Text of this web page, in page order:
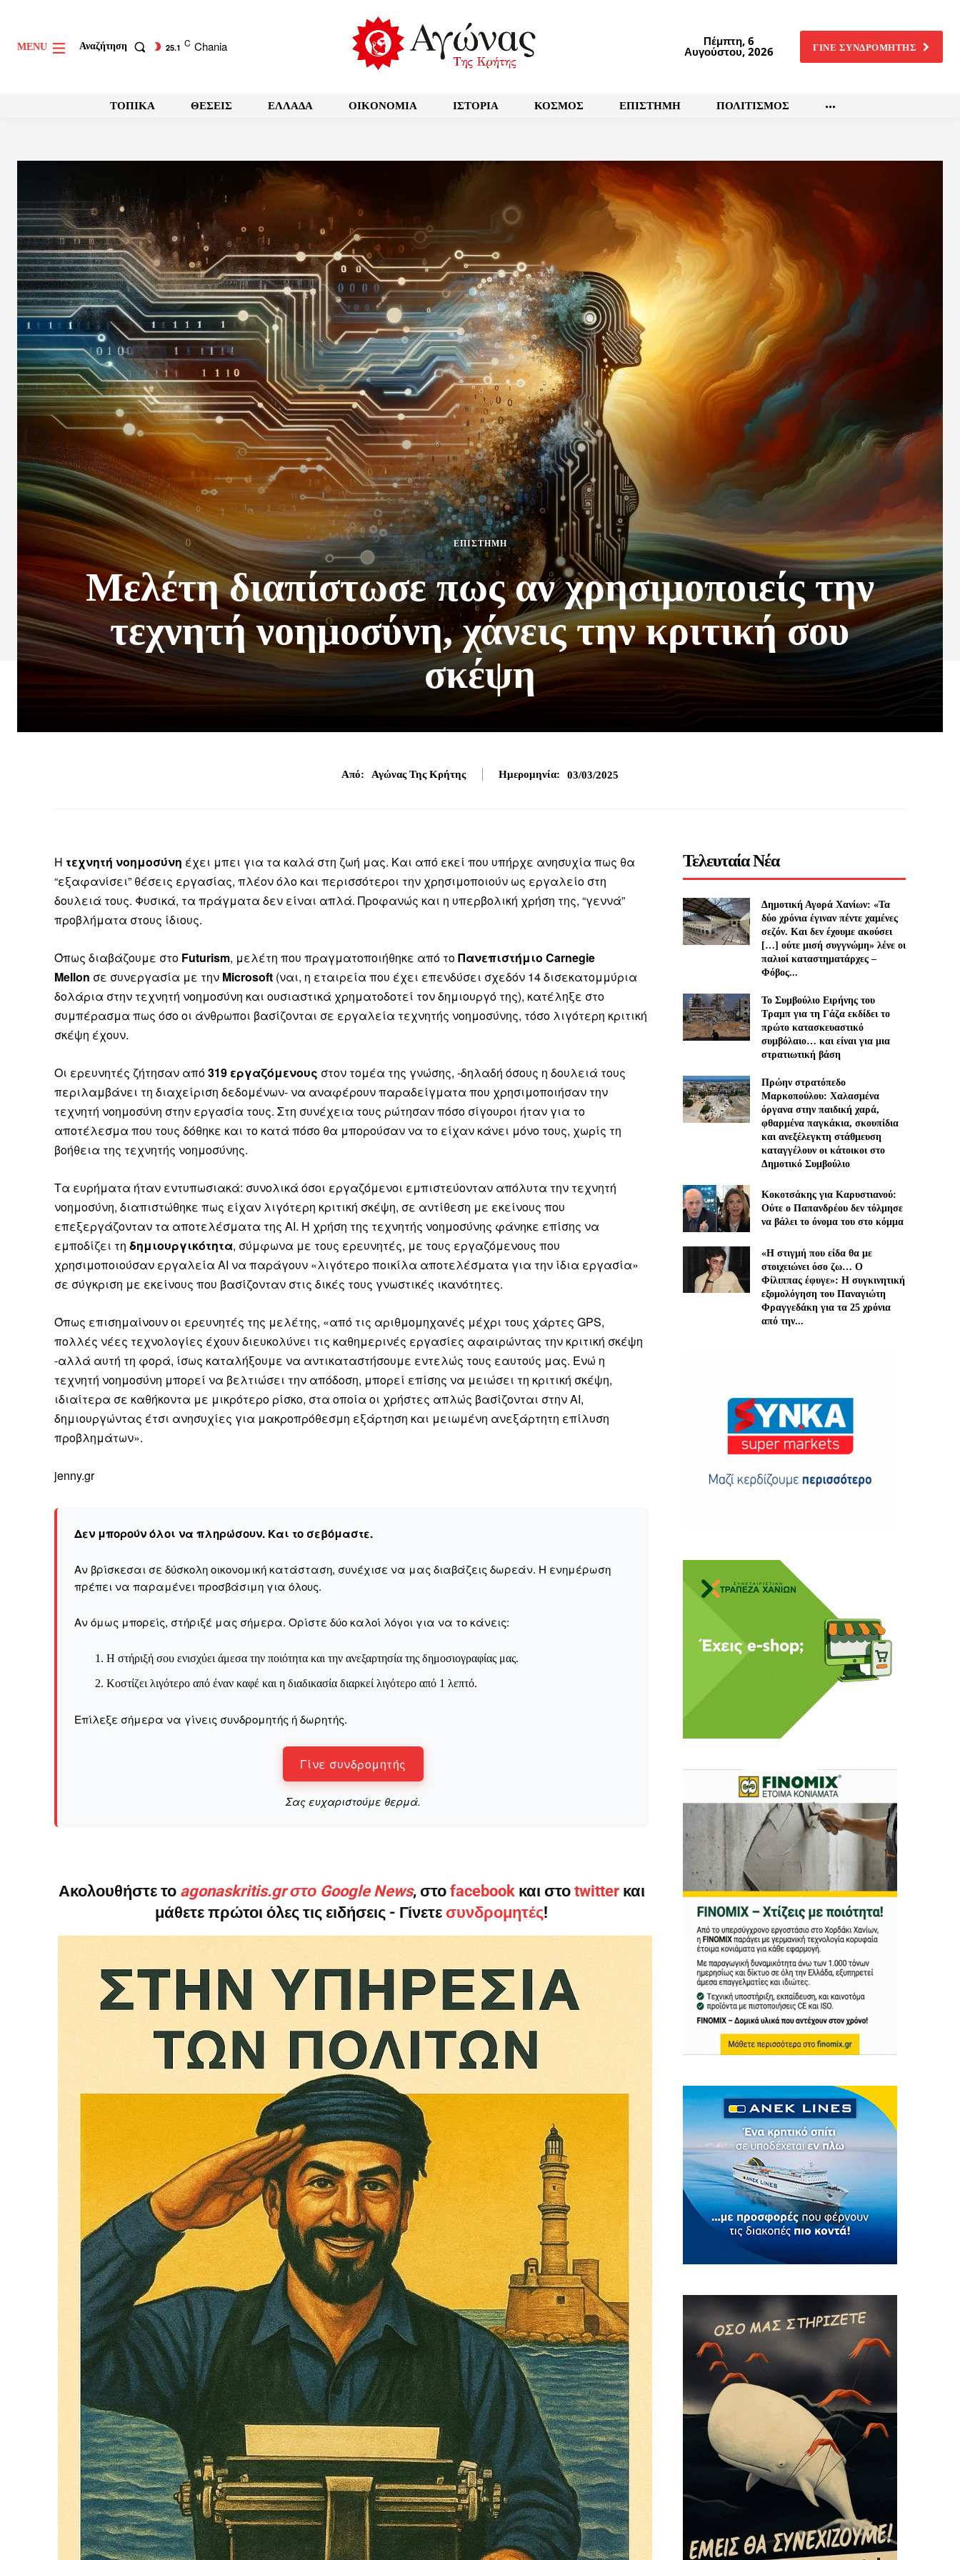
Καθημερινή Μαχητική
ΕΓΓΡΑΦΕΙΤΕ
Αγώνας της Κρήτης
Δεν μπορούν όλοι να πληρώσουν. Και το σεβόμαστε.
Αν βρίσκεσαι σε δύσκολη οικονομική κατάσταση, συνέχισε να μας διαβάζεις δωρεάν. Η ενημέρωση πρέπει να
παραμένει προσβάσιμη για όλους.
Αν όμως μπορείς, στήριξέ μας σήμερα. Ορίστε δύο καλοί λόγοι για να το κάνεις:
Η στήριξή σου ενισχύει άμεσα την ποιότητα και την ανεξαρτησία της δημοσιογραφίας μας.
Κοστίζει λιγότερο από έναν καφέ και η διαδικασία διαρκεί λιγότερο από 1 λεπτό.
Σας ευχαριστούμε θερμά.
MENU Αναζήτηση 25.1 C Chania Πέμπτη, 6
Αυγούστου, 2026 ΓΙΝΕ ΣΥΝΔΡΟΜΗΤΗΣ
ΤΟΠΙΚΑ ΘΕΣΕΙΣ ΕΛΛΑΔΑ OIKONOMIA ΙΣΤΟΡΙΑ ΚΟΣΜΟΣ ΕΠΙΣΤΗΜΗ ΠΟΛΙΤΙΣΜΟΣ
ΕΠΙΣΤΗΜΗ
Μελέτη διαπίστωσε πως αν χρησιμοποιείς την
τεχνητή νοημοσύνη, χάνεις την κριτική σου
σκέψη
Από: Αγώνας Της Κρήτης Ημερομηνία: 03/03/2025
H τεχνητή νοημοσύνη έχει μπει για τα καλά στη ζωή μας. Και από εκεί που υπήρχε ανησυχία πως θα
“εξαφανίσει” θέσεις εργασίας, πλέον όλο και περισσότεροι την χρησιμοποιούν ως εργαλείο στη
δουλειά τους. Φυσικά, τα πράγματα δεν είναι απλά. Προφανώς και η υπερβολική χρήση της, “γεννά”
προβλήματα στους ίδιους.
Όπως διαβάζουμε στο Futurism, μελέτη που πραγματοποιήθηκε από τοΠανεπιστήμιο Carnegie
Mellon σε συνεργασία με την Microsoft (ναι, η εταιρεία που έχει επενδύσει σχεδόν 14 δισεκατομμύρια
δολάρια στην τεχνητή νοημοσύνη και ουσιαστικά χρηματοδοτεί τον δημιουργό της), κατέληξε στο
συμπέρασμα πως όσο οι άνθρωποι βασίζονται σε εργαλεία τεχνητής νοημοσύνης, τόσο λιγότερη κριτική
σκέψη έχουν.
Οι ερευνητές ζήτησαν από319 εργαζόμενους στον τομέα της γνώσης, -δηλαδή όσους η δουλειά τους
περιλαμβάνει τη διαχείριση δεδομένων- να αναφέρουν παραδείγματα που χρησιμοποιήσαν την
τεχνητή νοημοσύνη στην εργασία τους. Στη συνέχεια τους ρώτησαν πόσο σίγουροι ήταν για το
αποτέλεσμα που τους δόθηκε και το κατά πόσο θα μπορούσαν να το είχαν κάνει μόνο τους, χωρίς τη
βοήθεια της τεχνητής νοημοσύνης.
Τα ευρήματα ήταν εντυπωσιακά: συνολικά όσοι εργαζόμενοι εμπιστεύονταν απόλυτα την τεχνητή
νοημοσύνη, διαπιστώθηκε πως είχαν λιγότερη κριτική σκέψη, σε αντίθεση με εκείνους που
επεξεργάζονταν τα αποτελέσματα της ΑΙ. Η χρήση της τεχνητής νοημοσύνης φάνηκε επίσης να
εμποδίζει τη δημιουργικότητα, σύμφωνα με τους ερευνητές, με τους εργαζόμενους που
χρησιμοποιούσαν εργαλεία AI να παράγουν «λιγότερο ποικίλα αποτελέσματα για την ίδια εργασία»
σε σύγκριση με εκείνους που βασίζονταν στις δικές τους γνωστικές ικανότητες.
Όπως επισημαίνουν οι ερευνητές της μελέτης, «από τις αριθμομηχανές μέχρι τους χάρτες GPS,
πολλές νέες τεχνολογίες έχουν διευκολύνει τις καθημερινές εργασίες αφαιρώντας την κριτική σκέψη
-αλλά αυτή τη φορά, ίσως καταλήξουμε να αντικαταστήσουμε εντελώς τους εαυτούς μας. Ενώ η
τεχνητή νοημοσύνη μπορεί να βελτιώσει την απόδοση, μπορεί επίσης να μειώσει τη κριτική σκέψη,
ιδιαίτερα σε καθήκοντα με μικρότερο ρίσκο, στα οποία οι χρήστες απλώς βασίζονται στην AI,
δημιουργώντας έτσι ανησυχίες για μακροπρόθεσμη εξάρτηση και μειωμένη ανεξάρτητη επίλυση
προβλημάτων».
jenny.gr
Δεν μπορούν όλοι να πληρώσουν. Και το σεβόμαστε.
Αν βρίσκεσαι σε δύσκολη οικονομική κατάσταση, συνέχισε να μας διαβάζεις δωρεάν. Η ενημέρωση
πρέπει να παραμένει προσβάσιμη για όλους.
Αν όμως μπορείς, στήριξέ μας σήμερα. Ορίστε δύο καλοί λόγοι για να το κάνεις:
Η στήριξή σου ενισχύει άμεσα την ποιότητα και την ανεξαρτησία της δημοσιογραφίας μας.
Κοστίζει λιγότερο από έναν καφέ και η διαδικασία διαρκεί λιγότερο από 1 λεπτό.
Επίλεξε σήμερα να γίνεις συνδρομητής ή δωρητής.
Γίνε συνδρομητής
Σας ευχαριστούμε θερμά.
Ακολουθήστε το agonaskritis.gr στο Google News, στο facebook και στο twitterκαι
μάθετε πρώτοι όλες τις ειδήσεις - Γίνετε συνδρομητές!
Τελευταία Νέα
Δημοτική Αγορά Χανίων: «Τα
δύο χρόνια έγιναν πέντε χαμένες
σεζόν. Και δεν έχουμε ακούσει
[…] ούτε μισή συγγνώμη» λένε οι
παλιοί καταστηματάρχες –
Φόβος...
Το Συμβούλιο Ειρήνης του
Τραμπ για τη Γάζα εκδίδει το
πρώτο κατασκευαστικό
συμβόλαιο… και είναι για μια
στρατιωτική βάση
Πρώην στρατόπεδο
Μαρκοπούλου: Χαλασμένα
όργανα στην παιδική χαρά,
φθαρμένα παγκάκια, σκουπίδια
και ανεξέλεγκτη στάθμευση
καταγγέλουν οι κάτοικοι στο
Δημοτικό Συμβούλιο
Κοκοτσάκης για Καρυστιανού:
Ούτε ο Παπανδρέου δεν τόλμησε
να βάλει το όνομα του στο κόμμα
«Η στιγμή που είδα θα με
στοιχειώνει όσο ζω… Ο
Φίλιππας έφυγε»: Η συγκινητική
εξομολόγηση του Παναγιώτη
Φραγγεδάκη για τα 25 χρόνια
από την...